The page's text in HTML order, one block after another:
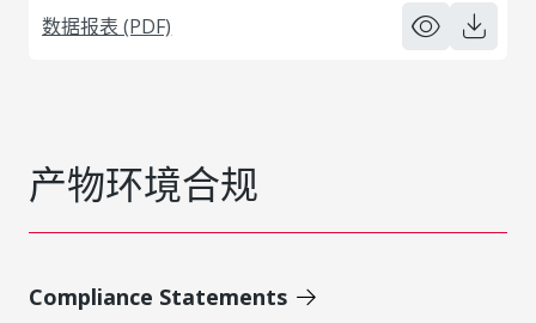
数据报表 (PDF)
产物环境合规
Compliance Statements